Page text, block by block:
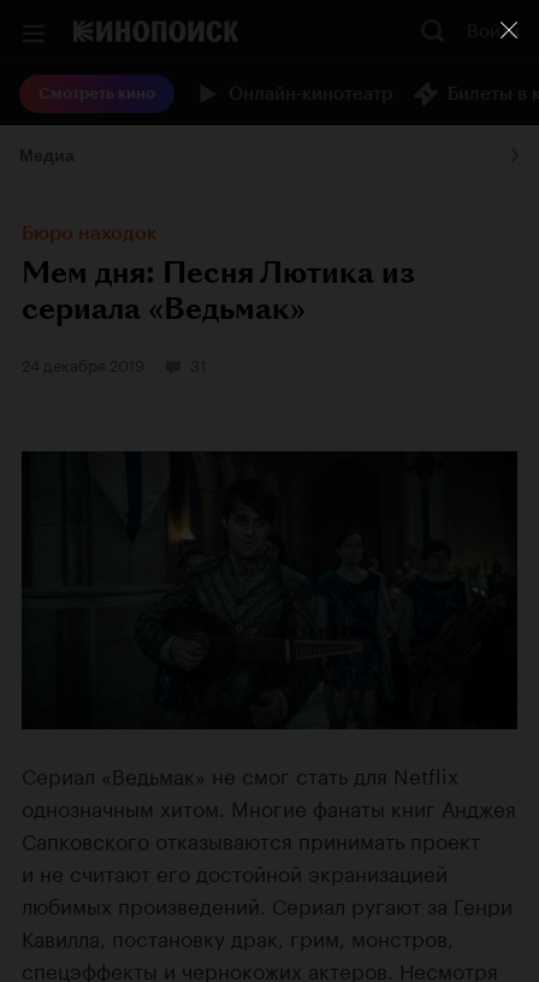
Войти
Смотреть кино
Бюро находок
Мем дня: Песня Лютика из
сериала «Ведьмак»
Сериал «Ведьмак» не смог стать для Netflix
однозначным хитом. Многие фанаты книг Анджея
Сапковского отказываются принимать проект
и не считают его достойной экранизацией
любимых произведений. Сериал ругают за Генри
Кавилла , постановку драк, грим, монстров,
спецэффекты и чернокожих актеров. Несмотря